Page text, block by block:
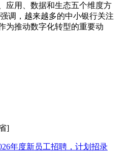
应用、数据和生态五个维度方
调，越来越多的中小银行关注
为推动数字化转型的重要动
]
年度新员工招聘，计划招录